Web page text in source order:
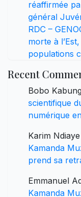
réaffirmée
général
RDC –
morte à
populations
Recent
Bobo
scientifique
numérique
Karim Ndiaye
Kamanda
prend sa
Emmanuel
Kamanda